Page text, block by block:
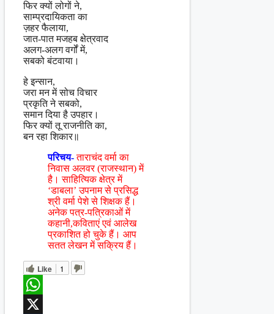
फिर क्यों लोगों ने,
साम्प्रदायिकता का
ज़हर फैलाया,
जात-पात मजहब क्षेत्रवाद
अलग-अलग वर्गों में,
सबको बंटवाया।
हे इन्सान,
जरा मन में सोच विचार
प्रकृति ने सबको,
समान दिया है उपहार।
फिर क्यों तू राजनीति का,
बन रहा शिकार॥
परिचय-ताराचंद वर्मा का
निवास अलवर (राजस्थान) में
है। साहित्यिक क्षेत्र में
‘डाबला’ उपनाम से प्रसिद्ध
श्री वर्मा पेशे से शिक्षक हैं।
अनेक पत्र-पत्रिकाओं में
कहानी,कविताएं एवं आलेख
प्रकाशित हो चुके हैं। आप
सतत लेखन में सक्रिय हैं।
Like 1
WhatsApp